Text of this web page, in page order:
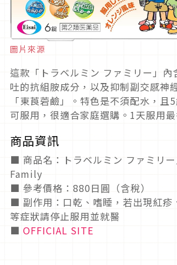
圖片來源
這款「トラベルミン ファミリー」 內
吐的抗組胺成分，以及抑制副交感神
「東莨菪鹼 」 。 特色是不須配水，且5
可服用，很適合家庭選購。 1天服用
商品資訊
■ 商品名： トラベルミン ファミリ
Family
■ 參考價格： 880日圓（含稅）
■ 副作用：口乾、嗜睡，若出現紅疹
等症狀請停止服用並就醫
■ OFFICIAL SITE